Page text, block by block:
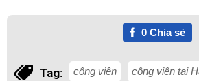
0Chia sẻ
Tag: công viên công viên tại